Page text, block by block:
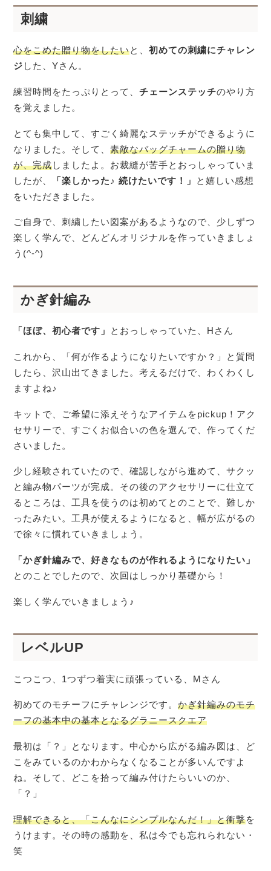
刺繍
心をこめた贈り物をしたいと、初めての刺繍にチャレン
ジ した、Yさん。
練習時間をたっぷりとって、チェーンステッチのやり方
を覚えました。
とても集中して、すごく綺麗なステッチができるように
なりました。そして、素敵なバッグチャームの贈り物
が、完成しましたよ。お裁縫が苦手とおっしゃっていま
したが、
「楽しかった♪ 続けたいです！」 と嬉しい感想
をいただきました。
ご自身で、刺繍したい図案があるようなので、少しずつ
楽しく学んで、どんどんオリジナルを作っていきましょ
う(^-^)
かぎ針編み
「ほぼ、初心者です」 とおっしゃっていた、Hさん
これから、「何が作るようになりたいですか？」と質問
したら、沢山出てきました。考えるだけで、わくわくし
ますよね♪
キットで、ご希望に添えそうなアイテムをpickup！アク
セサリーで、すごくお似合いの色を選んで、作ってくだ
さいました。
少し経験されていたので、確認しながら進めて、サクッ
と編み物パーツが完成。その後のアクセサリーに仕立て
るところは、工具を使うのは初めてとのことで、難しか
ったみたい。工具が使えるようになると、幅が広がるの
で徐々に慣れていきましょう。
「かぎ針編みで、好きなものが作れるようになりたい」
とのことでしたので、次回はしっかり基礎から！
楽しく学んでいきましょう♪
レベルUP
こつこつ、1つずつ着実に頑張っている、Mさん
初めてのモチーフにチャレンジです。かぎ針編みのモチ
ーフの基本中の基本となるグラニースクエア
最初は「？」となります。中心から広がる編み図は、ど
こをみているのかわからなくなることが多いんですよ
ね。そして、どこを拾って編み付けたらいいのか、
「？」
理解できると、「こんなにシンプルなんだ！」と衝撃を
うけます。その時の感動を、私は今でも忘れられない・
笑